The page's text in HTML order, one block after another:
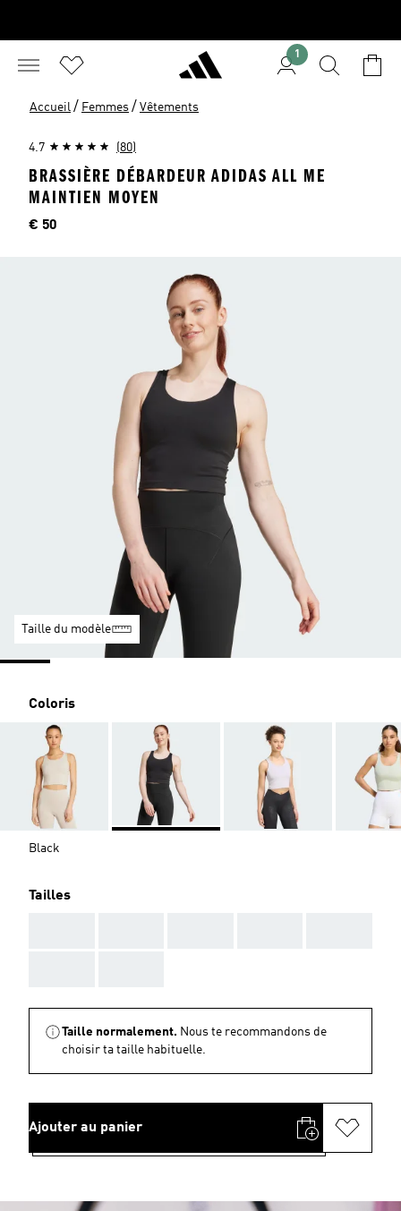
1
Accueil / Femmes / Vêtements
4.7 (80)
BRASSIÈRE DÉBARDEUR ADIDAS ALL ME
MAINTIEN MOYEN
Price
€ 50
Taille du modèle
Coloris
Black
Tailles
Taille normalement. Nous te recommandons de
choisir ta taille habituelle.
Ajouter au panier